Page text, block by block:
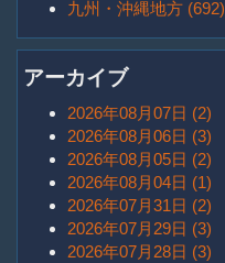
九州・沖縄地方 (692)
アーカイブ
2026年08月07日 (2)
2026年08月06日 (3)
2026年08月05日 (2)
2026年08月04日 (1)
2026年07月31日 (2)
2026年07月29日 (3)
2026年07月28日 (3)